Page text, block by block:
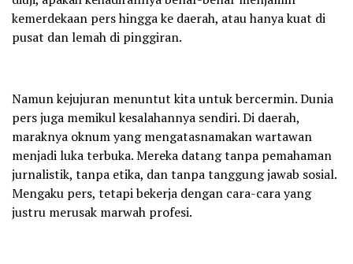
kemerdekaan pers hingga ke daerah, atau hanya kuat di
pusat dan lemah di pinggiran.
Namun kejujuran menuntut kita untuk bercermin. Dunia
pers juga memikul kesalahannya sendiri. Di daerah,
maraknya oknum yang mengatasnamakan wartawan
menjadi luka terbuka. Mereka datang tanpa pemahaman
jurnalistik, tanpa etika, dan tanpa tanggung jawab sosial.
Mengaku pers, tetapi bekerja dengan cara-cara yang
justru merusak marwah profesi.